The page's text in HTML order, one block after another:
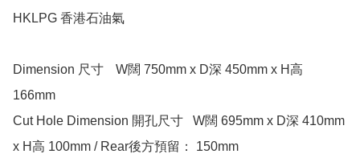
HKLPG 香港石油氣
Dimension 尺寸 	W闊 750mm x D深 450mm x H高
166mm
Cut Hole Dimension 開孔尺寸 	W闊 695mm x D深 410mm
x H高 100mm / Rear後方預留： 150mm